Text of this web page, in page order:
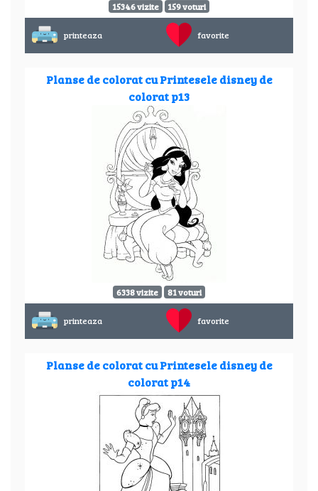
15346 vizite 159 voturi
printeaza favorite
Planse de colorat cu Printesele disney de
colorat p13
6338 vizite 81 voturi
printeaza favorite
Planse de colorat cu Printesele disney de
colorat p14